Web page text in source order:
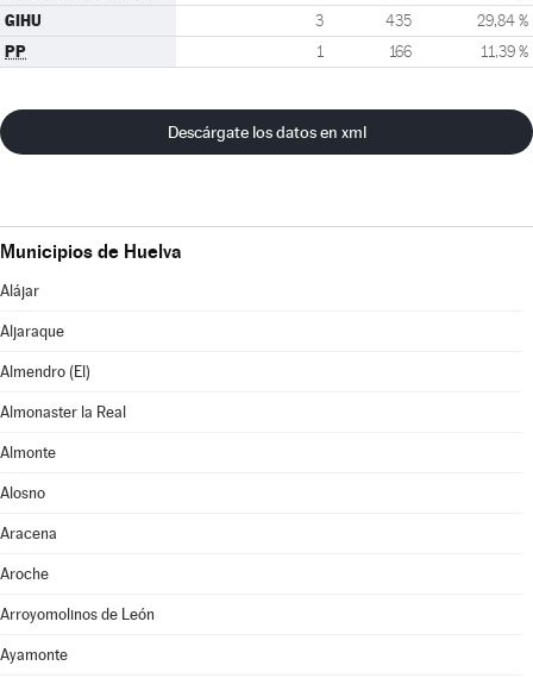
GIHU 3 435 29,84 %
PP 1 166 11,39 %
Descárgate los datos en xml
Municipios de Huelva
Alájar
Aljaraque
Almendro (El)
Almonaster la Real
Almonte
Alosno
Aracena
Aroche
Arroyomolinos de León
Ayamonte